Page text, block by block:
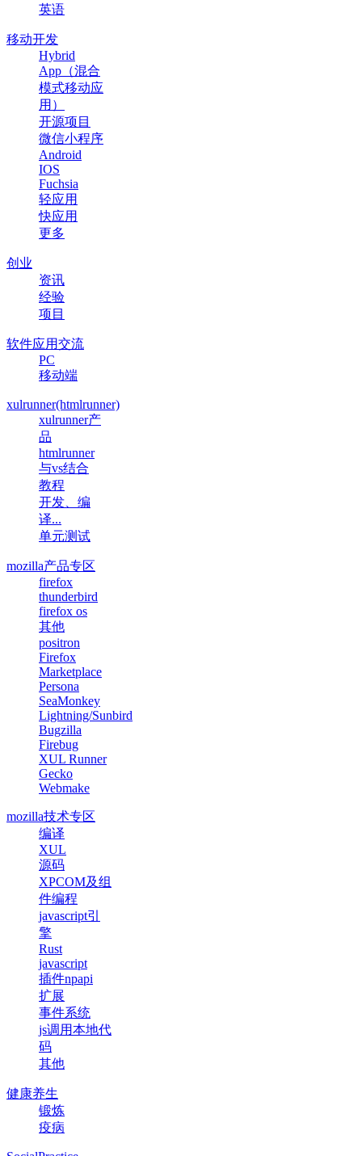
英语
移动开发
Hybrid
App（混合
模式移动应
用）
开源项目
微信小程序
Android
IOS
Fuchsia
轻应用
快应用
更多
创业
资讯
经验
项目
软件应用交流
PC
移动端
xulrunner(htmlrunner)
xulrunner产
品
htmlrunner
与vs结合
教程
开发、编
译...
单元测试
mozilla产品专区
firefox
thunderbird
firefox os
其他
positron
Firefox
Marketplace
Persona
SeaMonkey
Lightning/Sunbird
Bugzilla
Firebug
XUL Runner
Gecko
Webmake
mozilla技术专区
编译
XUL
源码
XPCOM及组
件编程
javascript引
擎
Rust
javascript
插件npapi
扩展
事件系统
js调用本地代
码
其他
健康养生
锻炼
疫病